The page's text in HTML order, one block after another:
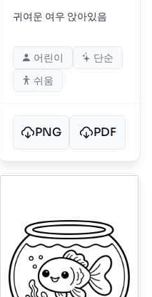
귀여운 여우 앉아있음
어린이
단순
쉬움
PNG PDF